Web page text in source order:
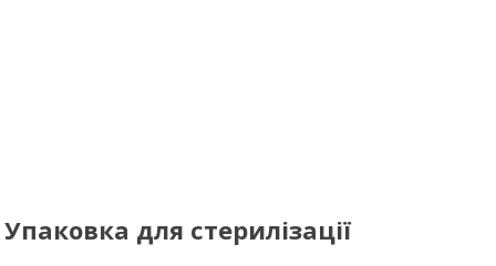
Упаковка для стерилізації